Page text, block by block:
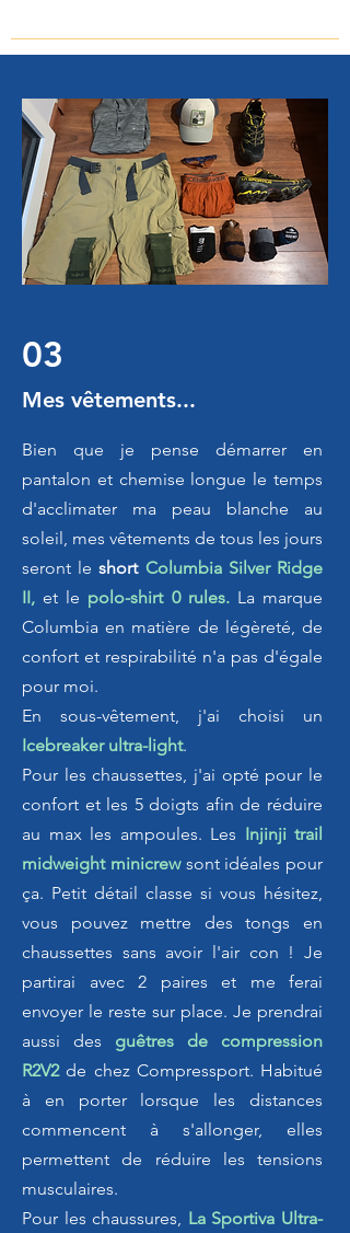
03
Mes vêtements...
Bien que je pense démarrer en
pantalon et chemise longue le temps
d'acclimater ma peau blanche au
soleil, mes vêtements de tous les jours
seront leshort Columbia Silver Ridge
II, et le polo-shirt 0 rules. La marque
Columbia en matière de légèreté, de
confort et respirabilité n'a pas d'égale
pour moi.
En sous-vêtement, j'ai choisi un
Icebreaker ultra-light.
Pour les chaussettes, j'ai opté pour le
confort et les 5 doigts afin de réduire
au max les ampoules. Les Injinji trail
midweight minicrewsont idéales pour
ça. Petit détail classe si vous hésitez,
vous pouvez mettre des tongs en
chaussettes sans avoir l'air con ! Je
partirai avec 2 paires et me ferai
envoyer le reste sur place. Je prendrai
aussi des guêtres de compression
R2V2de chez Compressport. Habitué
à en porter lorsque les distances
commencent à s'allonger, elles
permettent de réduire les tensions
musculaires.
Pour les chaussures, La Sportiva Ultra-